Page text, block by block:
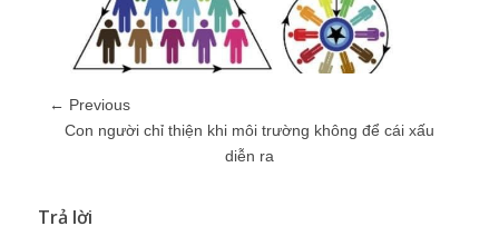
← Previous
Con người chỉ thiện khi môi trường không để cái xấu
diễn ra
Trả lời